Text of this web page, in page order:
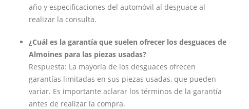
año y especificaciones del automóvil al desguace al
realizar la consulta.
¿Cuál es la garantía que suelen ofrecer los desguaces de
Almoines para las piezas usadas?
Respuesta: La mayoría de los desguaces ofrecen
garantías limitadas en sus piezas usadas, que pueden
variar. Es importante aclarar los términos de la garantía
antes de realizar la compra.